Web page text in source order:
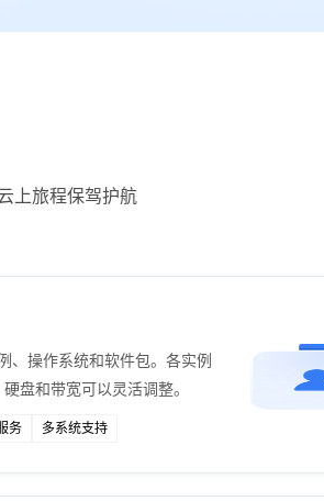
上旅程保驾护航
、操作系统和软件包。各实例
盘和带宽可以灵活调整。
务 多系统支持